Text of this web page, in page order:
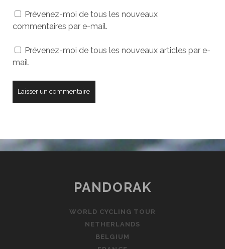
votre
site
Prévenez-moi de tous les nouveaux
commentaires par e-mail.
Prévenez-moi de tous les nouveaux articles par e-
mail.
PANDORAK
WORLD CYCLING TOUR
NETHERLANDS
BELGIUM